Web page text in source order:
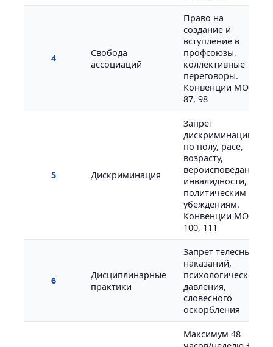
4
Свобода
ассоциаций
Право на
создание и
вступление в
профсоюзы,
коллективные
переговоры.
Конвенции МОТ
87, 98
5 Дискриминация
Запрет
дискриминации
по полу, расе,
возрасту,
вероисповеданию,
инвалидности,
политическим
убеждениям.
Конвенции МОТ
100, 111
6
Дисциплинарные
практики
Запрет телесных
наказаний,
психологического
давления,
словесного
оскорбления
Максимум 48